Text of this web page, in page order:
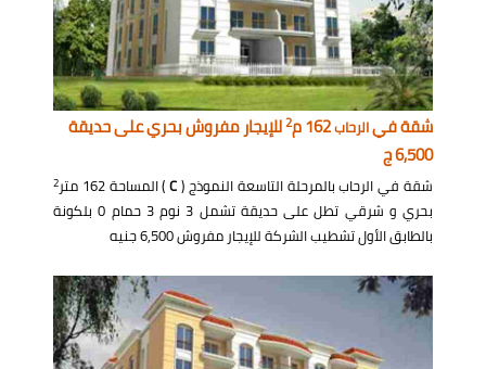
شقة فيالرحاب 2للإيجار مفروش بحري على حديقة
6,500 ج
شقة في الرحاب بالمرحلة التاسعة النموذج (C) المساحة 162 متر 2
بحري و شرقي تطل على حديقة تشمل 3 نوم 3 حمام 0 بلكونة
بالطابق الأول تشطيب الشركة للإيجار مفروش 6,500 جنيه